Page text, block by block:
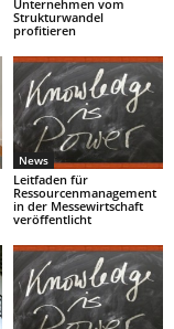
Unternehmen vom
Strukturwandel
profitieren
News
Leitfaden für
Ressourcenmanagement
in der Messewirtschaft
veröffentlicht